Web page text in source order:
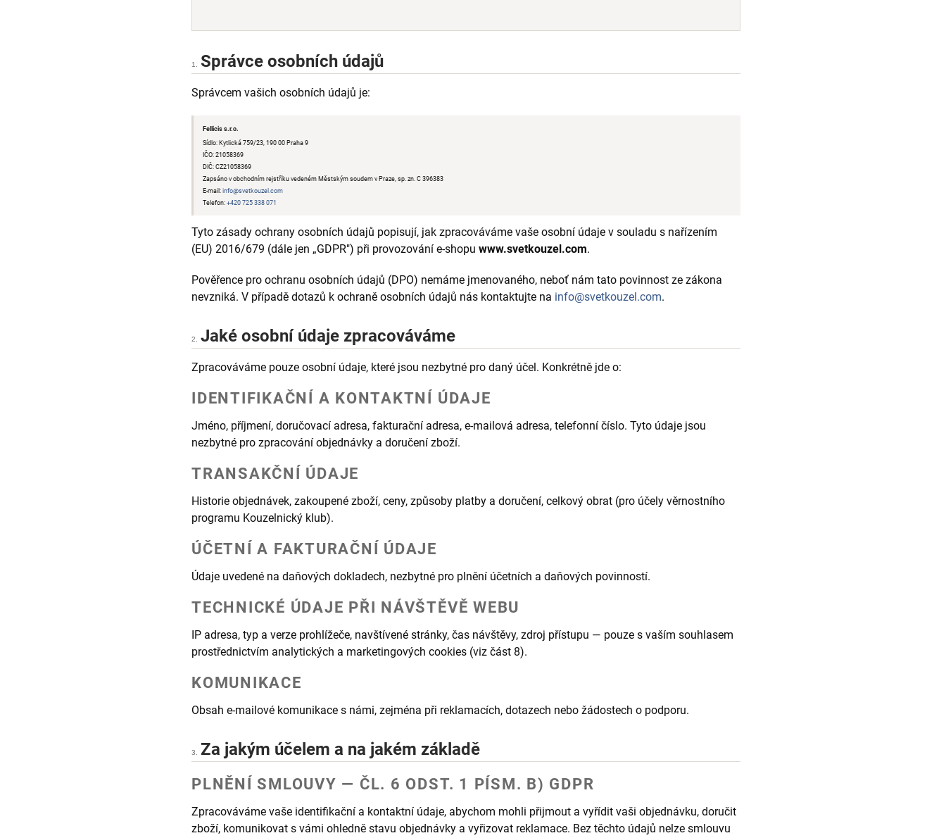
1. Správce osobních údajů
Správcem vašich osobních údajů je:
Fellicis s.r.o.
Sídlo: Kytlická 759/23, 190 00 Praha 9
IČO: 21058369
DIČ: CZ21058369
Zapsáno v obchodním rejstříku vedeném Městským soudem v Praze, sp. zn. C 396383
E-mail:info@svetkouzel.com
Telefon:+420 725 338 071
Tyto zásady ochrany osobních údajů popisují, jak zpracováváme vaše osobní údaje v souladu s nařízením
(EU) 2016/679 (dále jen „GDPR") při provozování e-shopu www.svetkouzel.com.
Pověřence pro ochranu osobních údajů (DPO) nemáme jmenovaného, neboť nám tato povinnost ze zákona
nevzniká. V případě dotazů k ochraně osobních údajů nás kontaktujte na info@svetkouzel.com.
2. Jaké osobní údaje zpracováváme
Zpracováváme pouze osobní údaje, které jsou nezbytné pro daný účel. Konkrétně jde o:
IDENTIFIKAČNÍ A KONTAKTNÍ ÚDAJE
Jméno, příjmení, doručovací adresa, fakturační adresa, e-mailová adresa, telefonní číslo. Tyto údaje jsou
nezbytné pro zpracování objednávky a doručení zboží.
TRANSAKČNÍ ÚDAJE
Historie objednávek, zakoupené zboží, ceny, způsoby platby a doručení, celkový obrat (pro účely věrnostního
programu Kouzelnický klub).
ÚČETNÍ A FAKTURAČNÍ ÚDAJE
Údaje uvedené na daňových dokladech, nezbytné pro plnění účetních a daňových povinností.
TECHNICKÉ ÚDAJE PŘI NÁVŠTĚVĚ WEBU
IP adresa, typ a verze prohlížeče, navštívené stránky, čas návštěvy, zdroj přístupu — pouze s vaším souhlasem
prostřednictvím analytických a marketingových cookies (viz část 8).
KOMUNIKACE
Obsah e-mailové komunikace s námi, zejména při reklamacích, dotazech nebo žádostech o podporu.
3. Za jakým účelem a na jakém základě
PLNĚNÍ SMLOUVY — ČL. 6 ODST. 1 PÍSM. B) GDPR
Zpracováváme vaše identifikační a kontaktní údaje, abychom mohli přijmout a vyřídit vaši objednávku, doručit
zboží, komunikovat s vámi ohledně stavu objednávky a vyřizovat reklamace. Bez těchto údajů nelze smlouvu